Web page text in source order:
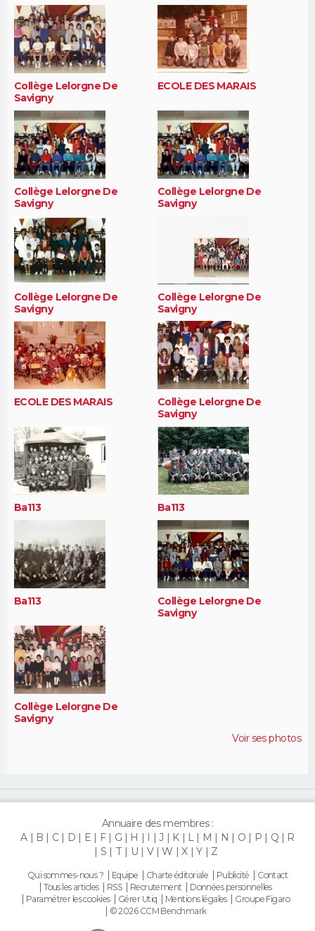
Collège Lelorgne De
Savigny
ECOLE DES MARAIS
Collège Lelorgne De
Savigny
Collège Lelorgne De
Savigny
Collège Lelorgne De
Savigny
Collège Lelorgne De
Savigny
ECOLE DES MARAIS
Collège Lelorgne De
Savigny
Ba113 Ba113
Ba113
Collège Lelorgne De
Savigny
Collège Lelorgne De
Savigny
Voir ses photos
Annuaire des membres :
A
B C D E F G H I J K L M N O P Q
R
S
T U V W X Y Z
Qui sommes-nous ? Equipe Charte éditoriale Publicité
Contact
Tous les articles
RSS Recrutement
Données personnelles
Paramétrer les cookies
Gérer Utiq Mentions légales
Groupe Figaro
© 2026 CCM Benchmark